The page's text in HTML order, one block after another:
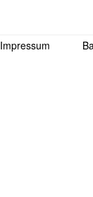
Impressum